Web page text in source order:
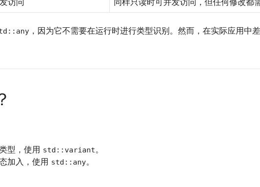
，因为它不需要在运行时进行类型识别。然而，在实际应用中
型，使用 std::variant。
加入，使用 std::any。